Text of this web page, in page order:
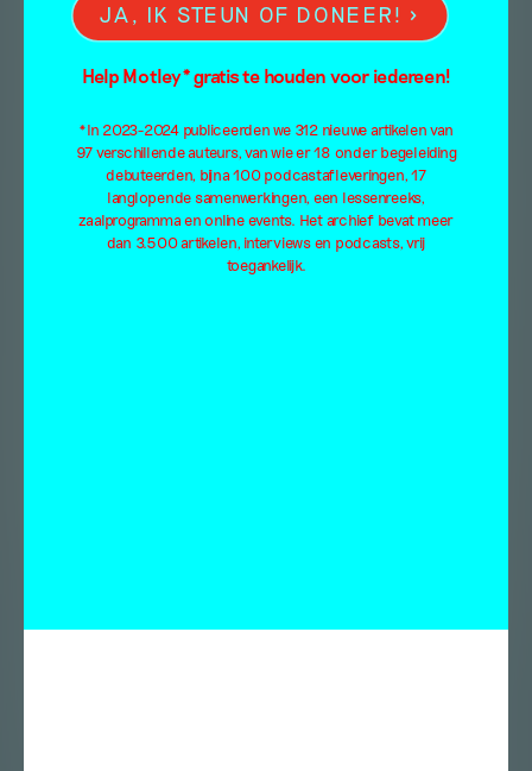
JA, IK STEUN OF DONEER!
Help Motley* gratis te houden voor iedereen!
*In 2023-2024 publiceerden we 312 nieuwe artikelen van
97 verschillende auteurs, van wie er 18 onder begeleiding
debuteerden, bijna 100 podcastafleveringen, 17
langlopende samenwerkingen, een lessenreeks,
zaalprogramma en online events. Het archief bevat meer
dan 3.500 artikelen, interviews en podcasts, vrij
toegankelijk.